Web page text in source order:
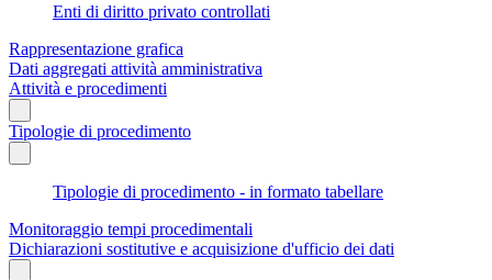
Enti di diritto privato controllati
Rappresentazione grafica
Dati aggregati attività amministrativa
Attività e procedimenti
Tipologie di procedimento
Tipologie di procedimento - in formato tabellare
Monitoraggio tempi procedimentali
Dichiarazioni sostitutive e acquisizione d'ufficio dei dati